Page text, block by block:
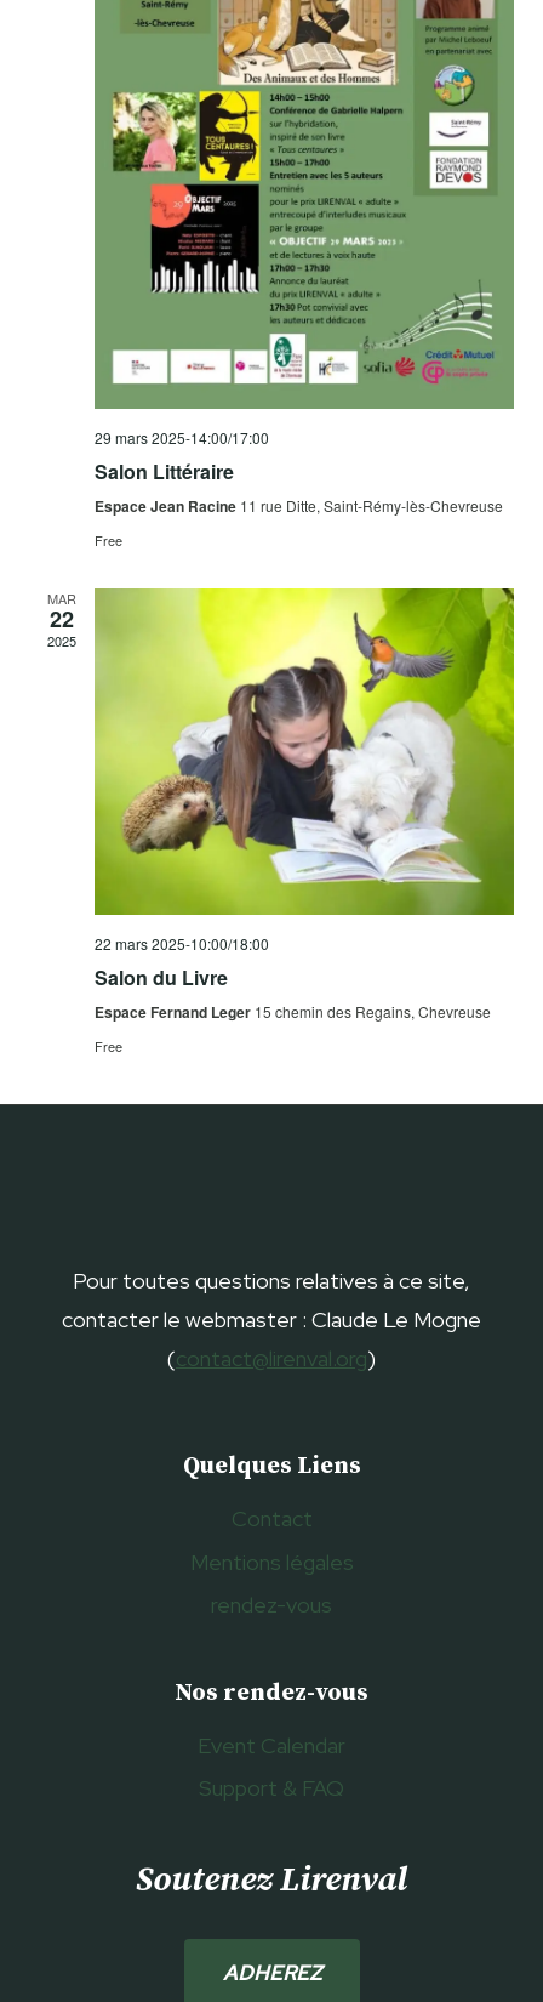
29 mars 2025-14:00/17:00
Salon Littéraire
Espace Jean Racine 11 rue Ditte, Saint-Rémy-lès-Chevreuse
Free
MAR
22
2025
22 mars 2025-10:00/18:00
Salon du Livre
Espace Fernand Leger 15 chemin des Regains, Chevreuse
Free
Pour toutes questions relatives à ce site,
contacter le webmaster : Claude Le Mogne
(contact@lirenval.org)
Quelques Liens
Contact
Mentions légales
rendez-vous
Nos rendez-vous
Event Calendar
Support & FAQ
Soutenez Lirenval
ADHEREZ